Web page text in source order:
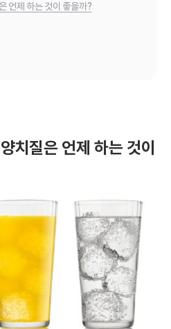
언제 하는 것이 좋을까?
치질은 언제 하는 것이